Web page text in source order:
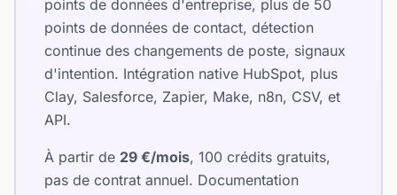
points de données d'entreprise, plus de 50
points de données de contact, détection
continue des changements de poste, signaux
d'intention. Intégration native HubSpot, plus
Clay, Salesforce, Zapier, Make, n8n, CSV, et
API.
À partir de 29 €/mois, 100 crédits gratuits,
pas de contrat annuel. Documentation